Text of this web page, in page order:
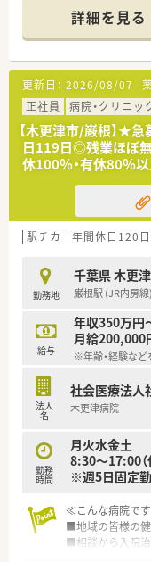
■県内有数、人
療を提供してい
■当直なし、オン
■扶養手当・住宅
ト…福利厚生が
■一食380円で職
≪施設について≫
■院内は広く清潔
■木更津駅からバ
望に合わせてご
■同グループの
高齢者サポート
≪おすすめポイ
■急なお休みや
相談のしやすさ
詳細を見る
更新日： 2026/08/07
正社員
病院・クリニッ
【木更津市/巌根】★
日119日◎残業ほぼ
休100％・有休80％以
駅チカ 年間休日120
勤務地
千葉県 木更
巌根駅 (JR内房線)
給与
年収350万円
月給200,000
※年齢・経験など
法人
名
社会医療法人
木更津病院
勤務
時間
月火水金土
8:30～17:00（
※週5日固定
≪こんな病院で
■地域の皆様の健
■相談から入院治